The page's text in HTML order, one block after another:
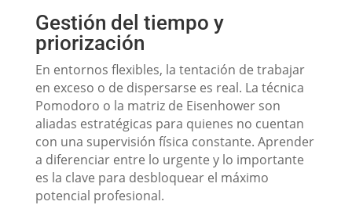
Gestión del tiempo y
priorización
En entornos flexibles, la tentación de trabajar
en exceso o de dispersarse es real. La técnica
Pomodoro o la matriz de Eisenhower son
aliadas estratégicas para quienes no cuentan
con una supervisión física constante. Aprender
a diferenciar entre lo urgente y lo importante
es la clave para desbloquear el máximo
potencial profesional.